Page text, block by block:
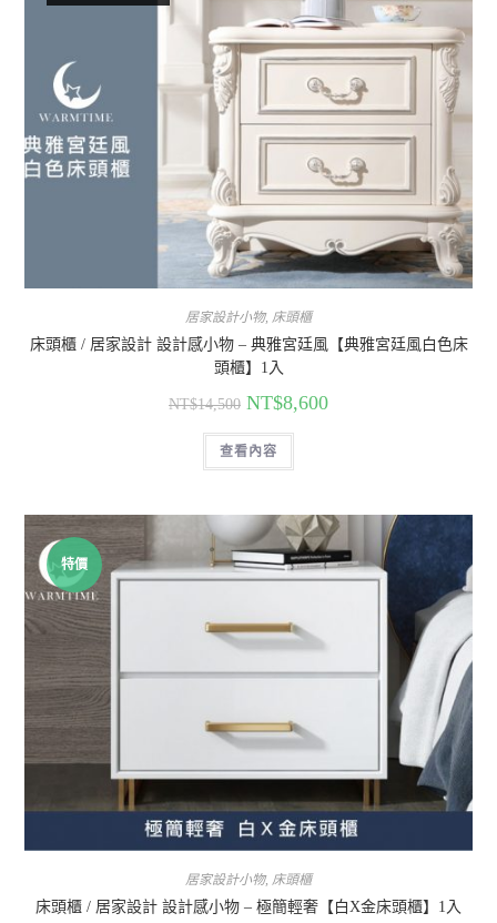
居家設計小物, 床頭櫃
床頭櫃 / 居家設計 設計感小物 – 典雅宮廷風【典雅宮廷風白色床
頭櫃】1入
NT$14,500 NT$8,600
查看內容
特價
居家設計小物, 床頭櫃
床頭櫃 / 居家設計 設計感小物 – 極簡輕奢【白X金床頭櫃】1入